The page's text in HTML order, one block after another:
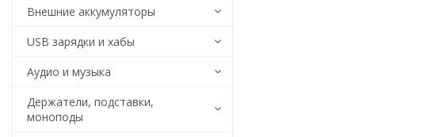
Внешние аккумуляторы
USB зарядки и хабы
Аудио и музыка
Держатели, подставки,
моноподы